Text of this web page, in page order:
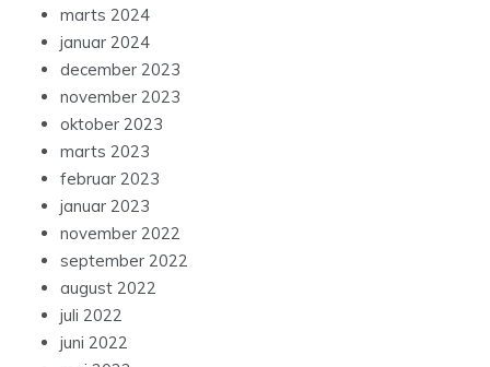
marts 2024
januar 2024
december 2023
november 2023
oktober 2023
marts 2023
februar 2023
januar 2023
november 2022
september 2022
august 2022
juli 2022
juni 2022